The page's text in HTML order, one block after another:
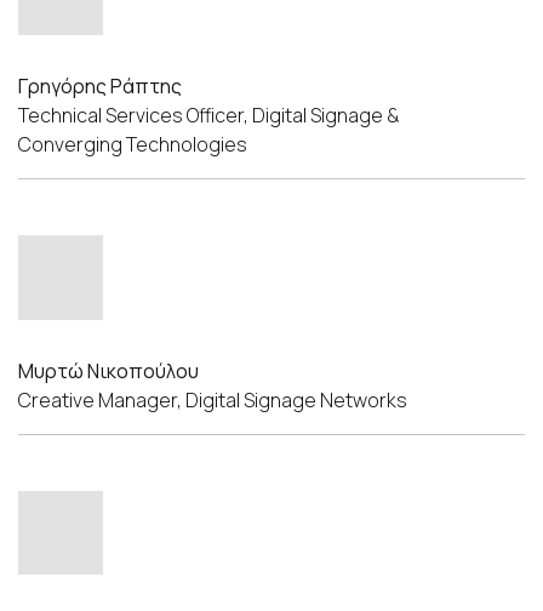
Γρηγόρης Ράπτης
Technical Services Officer, Digital Signage &
Converging Technologies
Μυρτώ Νικοπούλου
Creative Manager, Digital Signage Networks